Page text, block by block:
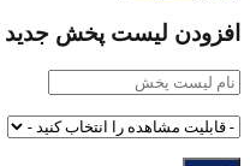
افزودن لیست پخش جدید